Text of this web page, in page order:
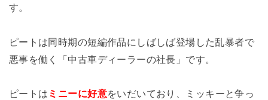
す。
ピートは同時期の短編作品にしばしば登場した乱暴者で
悪事を働く「中古車ディーラーの社長」です。
ピートは ミニーに好意をいだいており、ミッキーと争っ